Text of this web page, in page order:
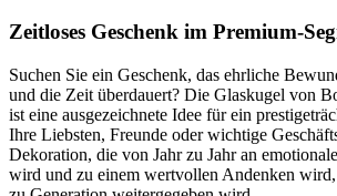
Zeitloses Geschenk im Premium-
Suchen Sie ein Geschenk, das ehrliche
und die Zeit überdauert? Die Glaskugel von
ist eine ausgezeichnete Idee für ein
Ihre Liebsten, Freunde oder wichtige
Dekoration, die von Jahr zu Jahr an
wird und zu einem wertvollen Andenken